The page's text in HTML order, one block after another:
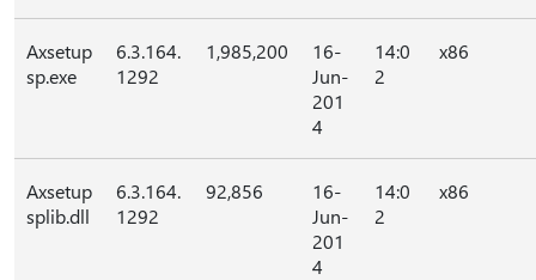
Axsetup
sp.exe
6.3.164.
1292
1,985,200
16-
Jun-
201
4
14:0
2
x86
Axsetup
splib.dll
6.3.164.
1292
92,856
16-
Jun-
201
4
14:0
2
x86